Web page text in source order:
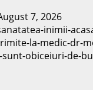
7, 2026